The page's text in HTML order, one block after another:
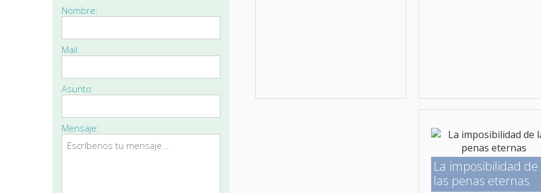
La imposibilidad de
las penas eternas
Nombre:
Mail:
Asunto:
Mensaje: